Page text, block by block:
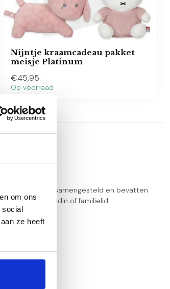
om ons
social
ze heeft
Nijntje kraamcadeau pakket
meisje Platinum
€45,95
Op voorraad
zijn zorgvuldig samengesteld en bevatten
collega, vriendin of familielid.